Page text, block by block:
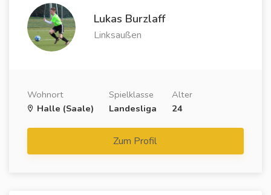
Lukas Burzlaff
Linksaußen
Wohnort
Halle (Saale)
Spielklasse
Landesliga
Alter
24
Zum Profil